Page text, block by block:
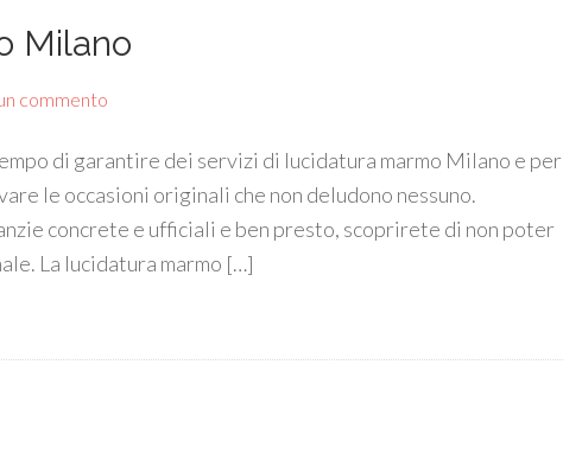
Milano
commento
di garantire dei servizi di lucidatura marmo Milano e per
le occasioni originali che non deludono nessuno.
concrete e ufficiali e ben presto, scoprirete di non poter
La lucidatura marmo […]